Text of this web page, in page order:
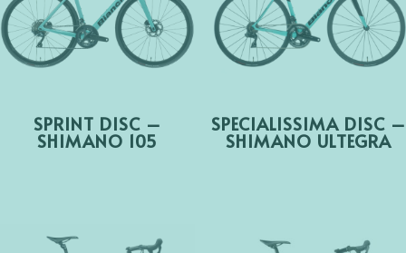
SPRINT DISC –
SHIMANO 105
SPECIALISSIMA DISC –
SHIMANO ULTEGRA